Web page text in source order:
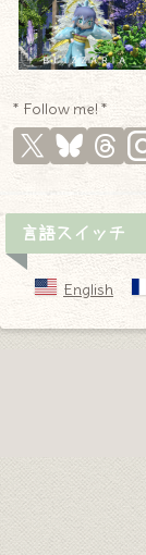
* Follow me! *
言語スイッチ
English